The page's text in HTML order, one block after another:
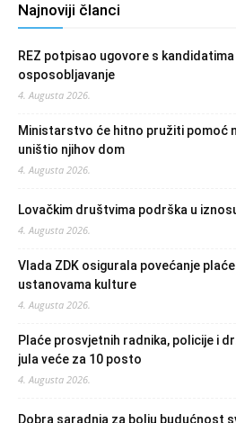
Najnoviji članci
REZ potpisao ugovore s
osposobljavanje
4. Augusta 2026.
Ministarstvo će hitno pružiti pomoć
uništio njihov dom
4. Augusta 2026.
Lovačkim društvima podrška u
4. Augusta 2026.
Vlada ZDK osigurala povećanje
ustanovama kulture
4. Augusta 2026.
Plaće prosvjetnih radnika, policije i
jula veće za 10 posto
4. Augusta 2026.
Dobra saradnja za bolju budućnost